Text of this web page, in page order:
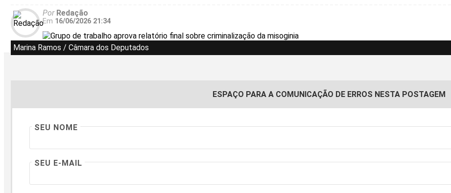
PorRedação
Em 16/06/2026 21:34
Marina Ramos / Câmara dos Deputados
ESPAÇO PARA A COMUNICAÇÃO DE ERROS NESTA POSTAGEM
SEU NOME
SEU E-MAIL